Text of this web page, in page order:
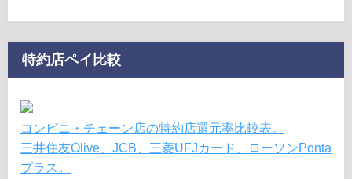
特約店ペイ比較
コンビニ・チェーン店の特約店還元率比較表。
三井住友Olive、JCB、三菱UFJカード、ローソンPonta
プラス。